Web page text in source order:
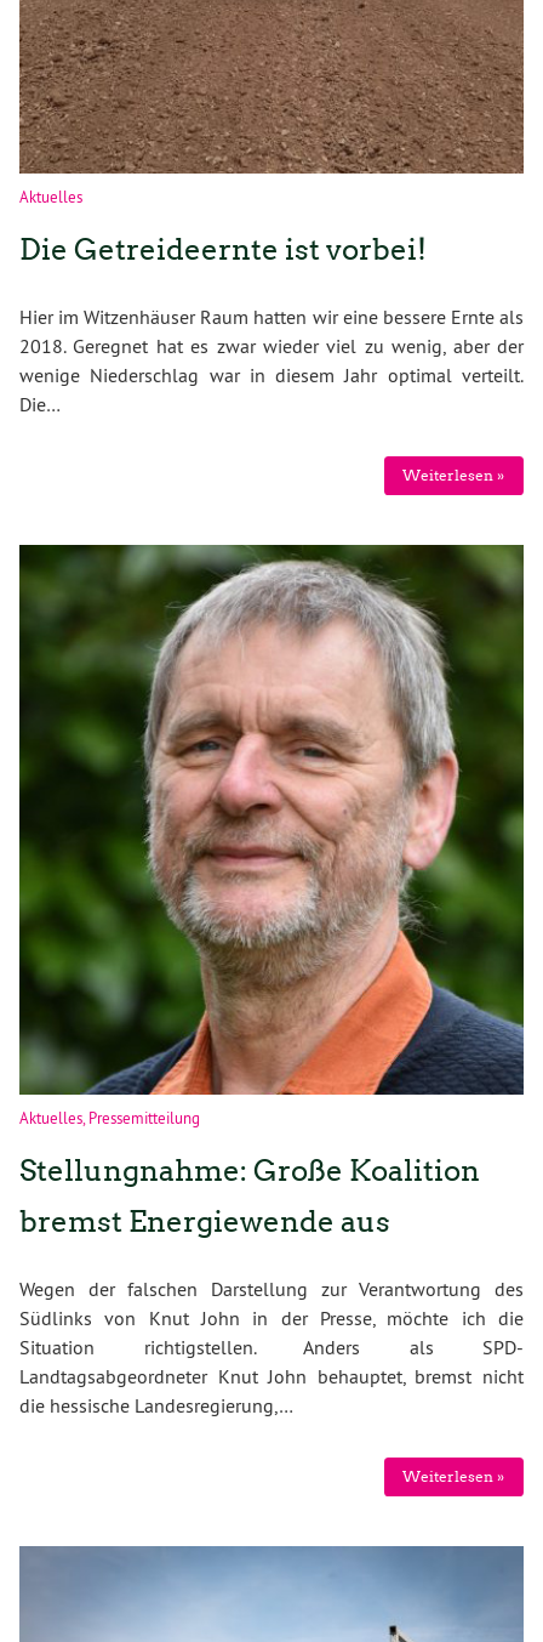
Aktuelles
Die Getreideernte ist vorbei!
Hier im Witzenhäuser Raum hatten wir eine bessere Ernte als
2018. Geregnet hat es zwar wieder viel zu wenig, aber der
wenige Niederschlag war in diesem Jahr optimal verteilt.
Die…
Weiterlesen »
Aktuelles,Pressemitteilung
Stellungnahme: Große Koalition
bremst Energiewende aus
Wegen der falschen Darstellung zur Verantwortung des
Südlinks von Knut John in der Presse, möchte ich die
Situation richtigstellen. Anders als SPD-
Landtagsabgeordneter Knut John behauptet, bremst nicht
die hessische Landesregierung,…
Weiterlesen »